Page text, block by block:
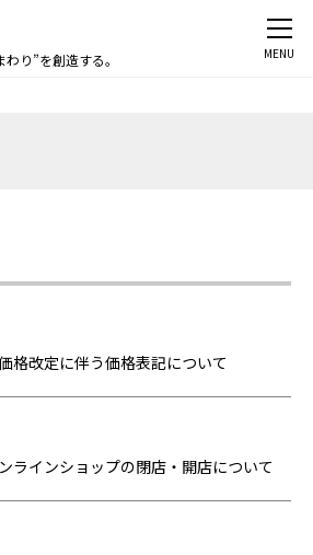
り”を創造する。 MENU
格改定に伴う価格表記について
ラインショップの閉店・開店について